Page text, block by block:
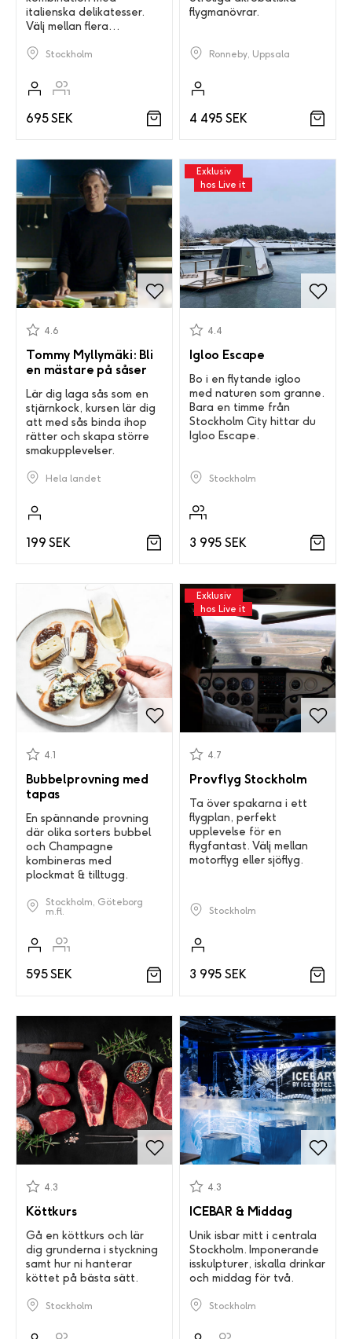
italienska delikatesser.
Välj mellan flera
Stockholm
695 SEK
flygmanövrar.
Ronneby, Uppsala
4 495 SEK
Tommy Myllymäki: Bli
en mästare på såser
4.6
Lär dig laga sås som en
stjärnkock, kursen lär dig
att med sås binda ihop
rätter och skapa större
smakupplevelser.
Hela landet
199 SEK
Exklusiv
hos Live it
Igloo Escape
4.4
Bo i en flytande igloo
med naturen som granne.
Bara en timme från
Stockholm City hittar du
Igloo Escape.
Stockholm
3 995 SEK
Bubbelprovning med
tapas
4.1
En spännande provning
där olika sorters bubbel
och Champagne
kombineras med
plockmat & tilltugg.
Stockholm, Göteborg
m.fl.
595 SEK
Exklusiv
hos Live it
Provflyg Stockholm
4.7
Ta över spakarna i ett
flygplan, perfekt
upplevelse för en
flygfantast. Välj mellan
motorflyg eller sjöflyg.
Stockholm
3 995 SEK
Köttkurs
4.3
Gå en köttkurs och lär
dig grunderna i styckning
samt hur ni hanterar
köttet på bästa sätt.
Stockholm
ICEBAR & Middag
4.3
Unik isbar mitt i centrala
Stockholm. Imponerande
isskulpturer, iskalla drinkar
och middag för två.
Stockholm